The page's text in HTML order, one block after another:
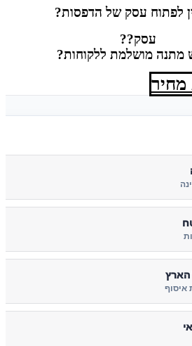
לפתוח עסק של הדפסות?
עסק??
מתנה מושלמת ללקוחות?
הארץ
איסוף